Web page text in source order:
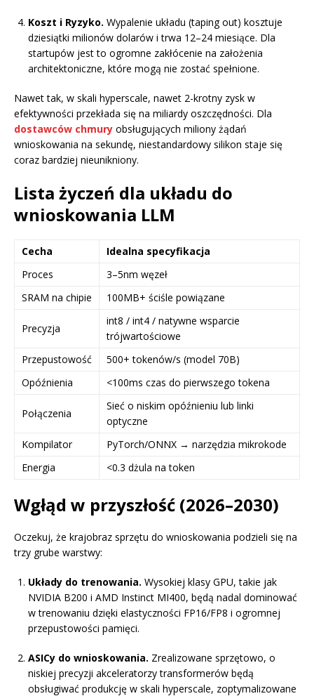
Koszt i Ryzyko. Wypalenie układu (taping out) kosztuje
dziesiątki milionów dolarów i trwa 12–24 miesiące. Dla
startupów jest to ogromne zakłócenie na założenia
architektoniczne, które mogą nie zostać spełnione.
Nawet tak, w skali hyperscale, nawet 2-krotny zysk w
efektywności przekłada się na miliardy oszczędności. Dla
dostawców chmury obsługujących miliony żądań
wnioskowania na sekundę, niestandardowy silikon staje się
coraz bardziej nieunikniony.
Lista życzeń dla układu do
wnioskowania LLM
Cecha
Idealna specyfikacja
Proces
3–5nm węzeł
SRAM na chipie
100MB+ ściśle powiązane
Precyzja
int8 / int4 / natywne wsparcie
trójwartościowe
Przepustowość
500+ tokenów/s (model 70B)
Opóźnienia
<100ms czas do pierwszego tokena
Połączenia
Sieć o niskim opóźnieniu lub linki
optyczne
Kompilator
PyTorch/ONNX → narzędzia mikrokode
Energia
<0.3 dżula na token
Wgłąd w przyszłość (2026–2030)
Oczekuj, że krajobraz sprzętu do wnioskowania podzieli się na
trzy grube warstwy:
Układy do trenowania. Wysokiej klasy GPU, takie jak
NVIDIA B200 i AMD Instinct MI400, będą nadal dominować
w trenowaniu dzięki elastyczności FP16/FP8 i ogromnej
przepustowości pamięci.
ASICy do wnioskowania. Zrealizowane sprzętowo, o
niskiej precyzji akceleratorzy transformerów będą
obsługiwać produkcję w skali hyperscale, zoptymalizowane